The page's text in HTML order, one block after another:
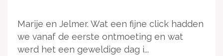
Marije en Jelmer. Wat een fijne click hadden
we vanaf de eerste ontmoeting en wat
werd het een geweldige dag i...